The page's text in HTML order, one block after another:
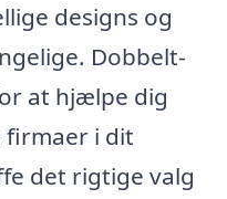
designs og
Dobbelt-
at hjælpe dig
firmaer i dit
det rigtige valg